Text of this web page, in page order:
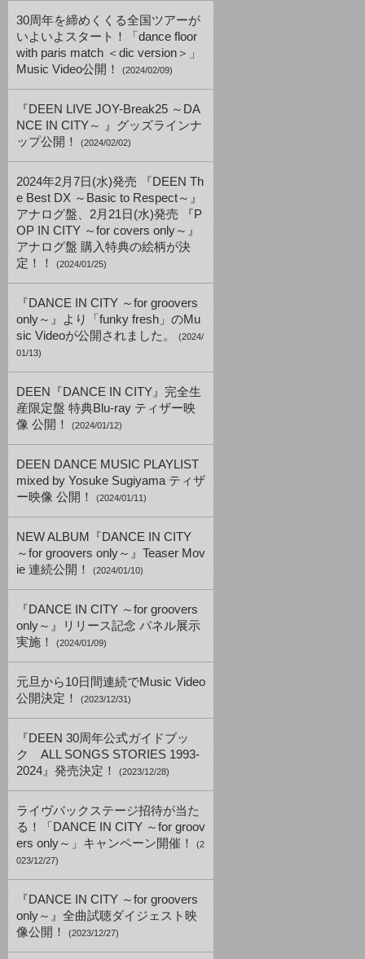
30周年を締めくくる全国ツアーが
いよいよスタート！「dance floor
with paris match ＜dic version＞」
Music Video公開！
(2024/02/09)
『DEEN LIVE JOY-Break25 ～DA
NCE IN CITY～ 』グッズラインナ
ップ公開！
(2024/02/02)
2024年2月7日(水)発売 『DEEN Th
e Best DX ～Basic to Respect～』
アナログ盤、2月21日(水)発売 『P
OP IN CITY ～for covers only～』
アナログ盤 購入特典の絵柄が決
定！！
(2024/01/25)
『DANCE IN CITY ～for groovers
only～』より「funky fresh」のMu
sic Videoが公開されました。
(2024/
01/13)
DEEN『DANCE IN CITY』完全生
産限定盤 特典Blu-ray ティザー映
像 公開！
(2024/01/12)
DEEN DANCE MUSIC PLAYLIST
mixed by Yosuke Sugiyama ティザ
ー映像 公開！
(2024/01/11)
NEW ALBUM『DANCE IN CITY
～for groovers only～』Teaser Mov
ie 連続公開！
(2024/01/10)
『DANCE IN CITY ～for groovers
only～』リリース記念 パネル展示
実施！
(2024/01/09)
元旦から10日間連続でMusic Video
公開決定！
(2023/12/31)
『DEEN 30周年公式ガイドブッ
ク ALL SONGS STORIES 1993-
2024』発売決定！
(2023/12/28)
ライヴバックステージ招待が当た
る！「DANCE IN CITY ～for groov
ers only～」キャンペーン開催！
(2
023/12/27)
『DANCE IN CITY ～for groovers
only～』全曲試聴ダイジェスト映
像公開！
(2023/12/27)